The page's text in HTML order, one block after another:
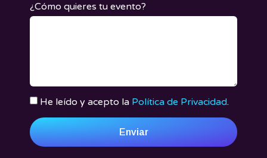
¿Cómo quieres tu evento?
He leído y acepto la Política de Privacidad.
Enviar